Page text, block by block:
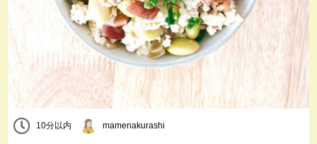
10分以内 mamenakurashi